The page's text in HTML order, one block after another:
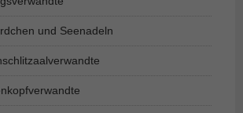
und Seenadeln